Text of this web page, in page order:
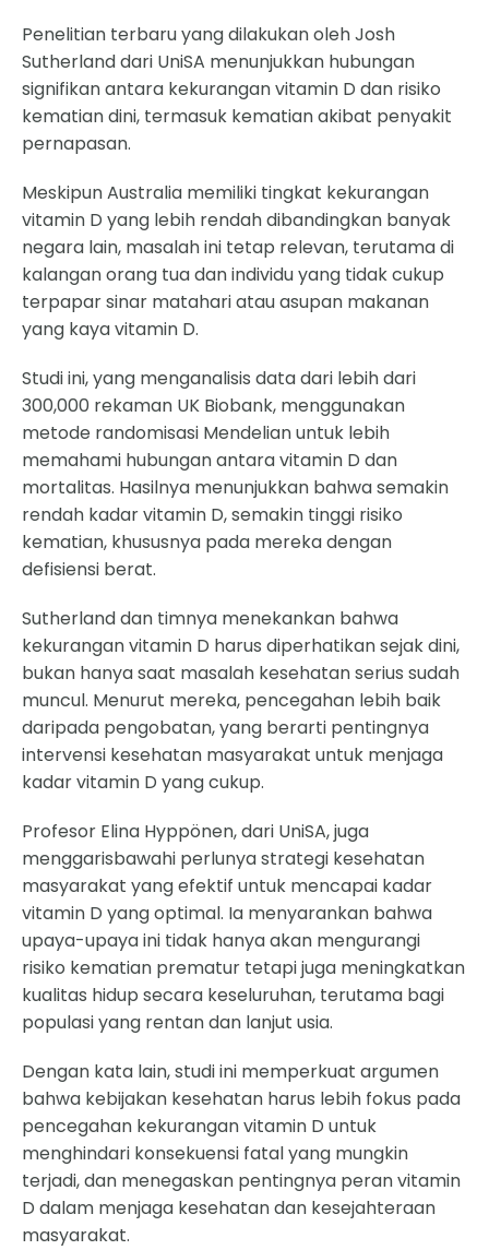
Penelitian terbaru yang dilakukan oleh Josh
Sutherland dari UniSA menunjukkan hubungan
signifikan antara kekurangan vitamin D dan risiko
kematian dini, termasuk kematian akibat penyakit
pernapasan.
Meskipun Australia memiliki tingkat kekurangan
vitamin D yang lebih rendah dibandingkan banyak
negara lain, masalah ini tetap relevan, terutama di
kalangan orang tua dan individu yang tidak cukup
terpapar sinar matahari atau asupan makanan
yang kaya vitamin D.
Studi ini, yang menganalisis data dari lebih dari
300,000 rekaman UK Biobank, menggunakan
metode randomisasi Mendelian untuk lebih
memahami hubungan antara vitamin D dan
mortalitas. Hasilnya menunjukkan bahwa semakin
rendah kadar vitamin D, semakin tinggi risiko
kematian, khususnya pada mereka dengan
defisiensi berat.
Sutherland dan timnya menekankan bahwa
kekurangan vitamin D harus diperhatikan sejak dini,
bukan hanya saat masalah kesehatan serius sudah
muncul. Menurut mereka, pencegahan lebih baik
daripada pengobatan, yang berarti pentingnya
intervensi kesehatan masyarakat untuk menjaga
kadar vitamin D yang cukup.
Profesor Elina Hyppönen, dari UniSA, juga
menggarisbawahi perlunya strategi kesehatan
masyarakat yang efektif untuk mencapai kadar
vitamin D yang optimal. Ia menyarankan bahwa
upaya-upaya ini tidak hanya akan mengurangi
risiko kematian prematur tetapi juga meningkatkan
kualitas hidup secara keseluruhan, terutama bagi
populasi yang rentan dan lanjut usia.
Dengan kata lain, studi ini memperkuat argumen
bahwa kebijakan kesehatan harus lebih fokus pada
pencegahan kekurangan vitamin D untuk
menghindari konsekuensi fatal yang mungkin
terjadi, dan menegaskan pentingnya peran vitamin
D dalam menjaga kesehatan dan kesejahteraan
masyarakat.